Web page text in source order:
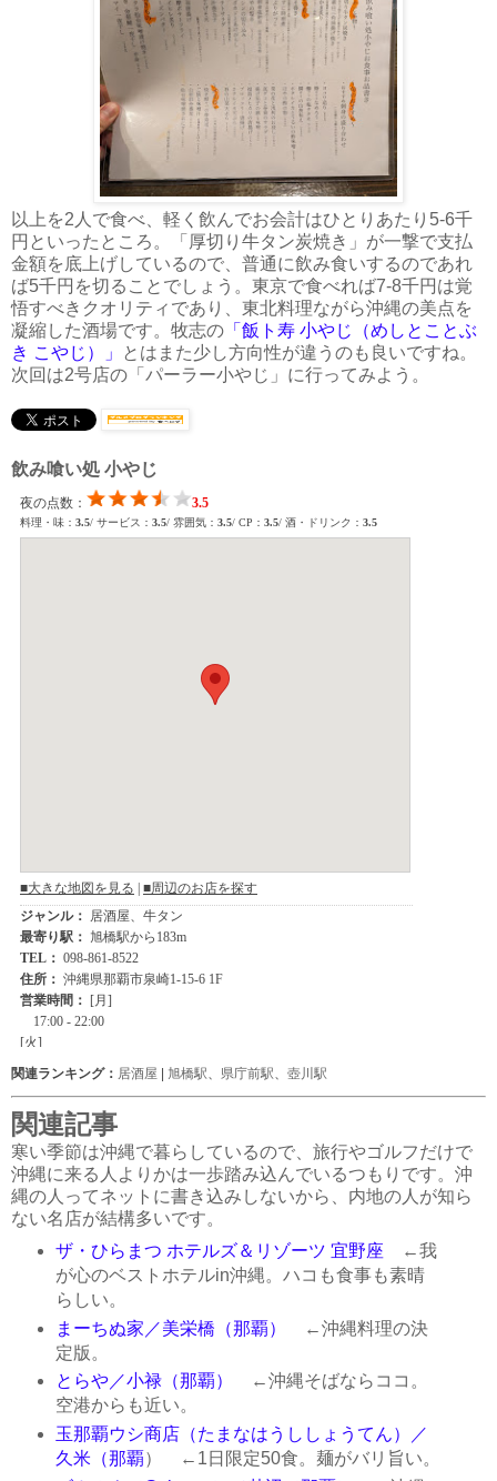
以上を2人で食べ、軽く飲んでお会計はひとりあたり5-6千
円といったところ。「厚切り牛タン炭焼き」が一撃で支払
金額を底上げしているので、普通に飲み食いするのであれ
ば5千円を切ることでしょう。東京で食べれば7-8千円は覚
悟すべきクオリティであり、東北料理ながら沖縄の美点を
凝縮した酒場です。牧志の 「飯ト寿 小やじ（めしとことぶ
き こやじ）」
とはまた少し方向性が違うのも良いですね。
次回は2号店の「パーラー小やじ」に行ってみよう。
飲み喰い処 小やじ
関連ランキング： 居酒屋 | 旭橋駅 県庁前駅 壺川駅
関連記事
寒い季節は沖縄で暮らしているので、旅行やゴルフだけで
沖縄に来る人よりかは一歩踏み込んでいるつもりです。沖
縄の人ってネットに書き込みしないから、内地の人が知ら
ない名店が結構多いです。
ザ・ひらまつ ホテルズ＆リゾーツ 宜野座 ←我
が心のベストホテルin沖縄。ハコも食事も素晴
らしい。
まーちぬ家／美栄橋（那覇）
←沖縄料理の決
定版。
とらや／小禄（那覇）
←沖縄そばならココ。
空港からも近い。
玉那覇ウシ商店（たまなはうししょうてん）／
久米（那覇） ←1日限定50食。麺がバリ旨い。